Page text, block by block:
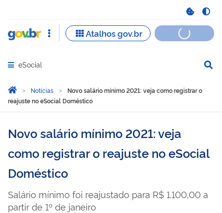
Abrir menu principal de navegação
eSocial
Você está aqui:
Página Inicial
Notícias
Novo salário mínimo 2021: veja como registrar o
reajuste no eSocial Doméstico
Novo salário mínimo 2021: veja
como registrar o reajuste no eSocial
Doméstico
Salário mínimo foi reajustado para R$ 1.100,00 a
partir de 1º de janeiro